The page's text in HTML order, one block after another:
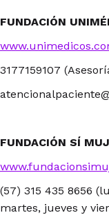
FUNDACIÓN
3177159107
FUNDACIÓN SÍ
(57) 315 435 8656
martes, jueves y